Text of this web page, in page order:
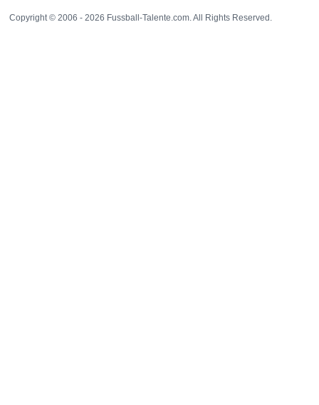
Copyright © 2006 - 2026 Fussball-Talente.com. All Rights Reserved.